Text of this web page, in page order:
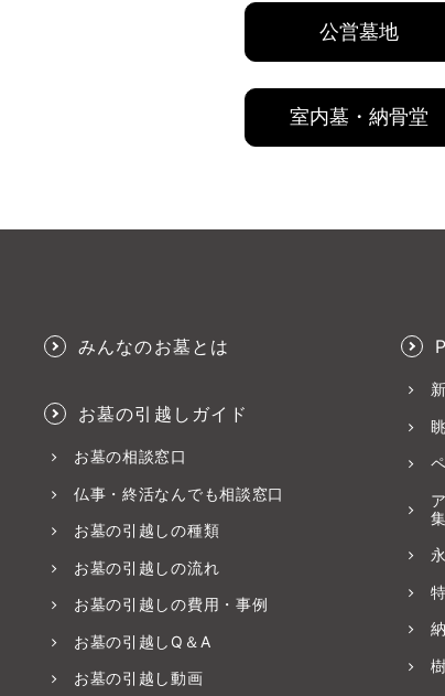
公営墓地
室内墓・納骨堂
みんなのお墓とは
お墓の引越しガイド
お墓の相談窓口
仏事・終活なんでも相談窓口
お墓の引越しの種類
お墓の引越しの流れ
お墓の引越しの費用・事例
お墓の引越しQ＆A
お墓の引越し動画
集